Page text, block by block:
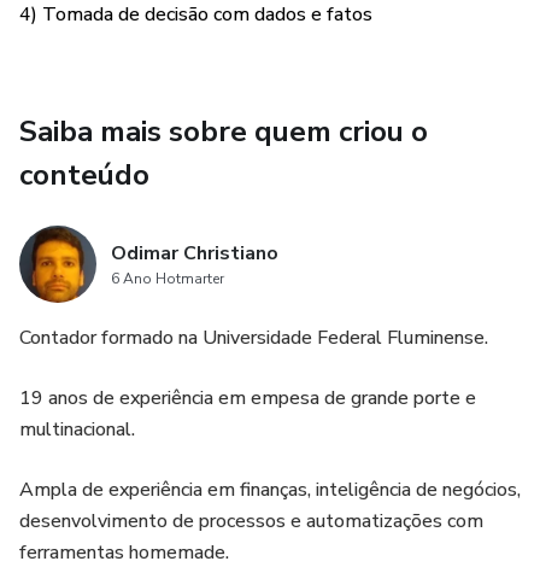
4) Tomada de decisão com dados e fatos
Saiba mais sobre quem criou o
conteúdo
Odimar Christiano
6 Ano Hotmarter
Contador formado na Universidade Federal Fluminense.
19 anos de experiência em empesa de grande porte e
multinacional.
Ampla de experiência em finanças, inteligência de negócios,
desenvolvimento de processos e automatizações com
ferramentas homemade.